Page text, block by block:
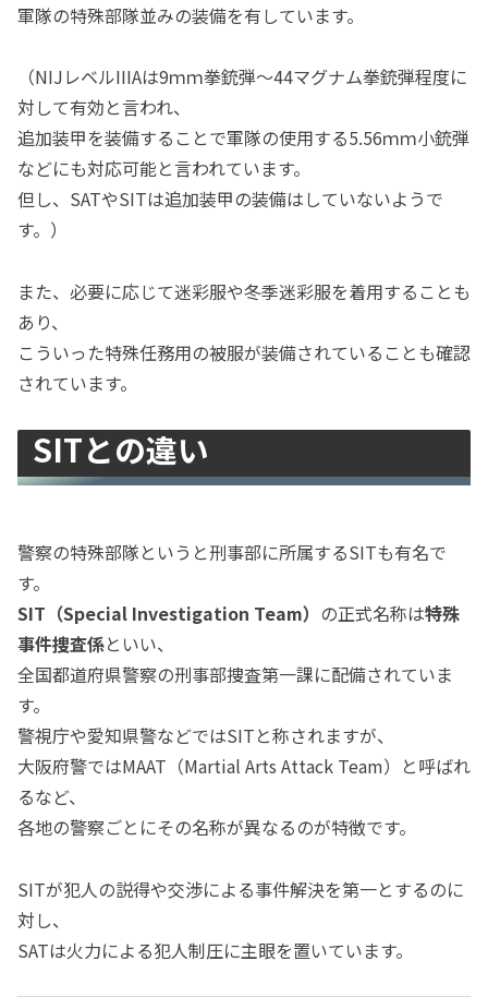
軍隊の特殊部隊並みの装備を有しています。
（NIJレベルIIIAは9ｍｍ拳銃弾～44マグナム拳銃弾程度に
対して有効と言われ、
追加装甲を装備することで軍隊の使用する5.56ｍｍ小銃弾
などにも対応可能と言われています。
但し、SATやSITは追加装甲の装備はしていないようで
す。）
また、必要に応じて迷彩服や冬季迷彩服を着用することも
あり、
こういった特殊任務用の被服が装備されていることも確認
されています。
SITとの違い
警察の特殊部隊というと刑事部に所属するSITも有名で
す。
SIT（Special Investigation Team） の正式名称は特殊
事件捜査係といい、
全国都道府県警察の刑事部捜査第一課に配備されていま
す。
警視庁や愛知県警などではSITと称されますが、
大阪府警ではMAAT（Martial Arts Attack Team）と呼ばれ
るなど、
各地の警察ごとにその名称が異なるのが特徴です。
SITが犯人の説得や交渉による事件解決を第一とするのに
対し、
SATは火力による犯人制圧に主眼を置いています。